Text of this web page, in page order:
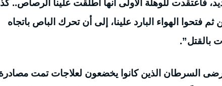
للوهلة الأولى أنها أطلقت علينا الرصاص..
فتحوا الهواء البارد علينا، إلى أن تحرك الباص باتجاه
بالقتل”.
السرطان الذين كانوا يخضعون لعلاجات تمت